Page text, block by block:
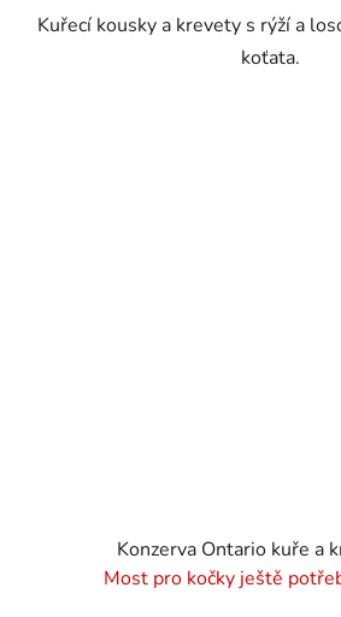
Kuřecí kousky a krevety s rýží a
koťata.
Konzerva Ontario kuře a
Most pro kočky ještě